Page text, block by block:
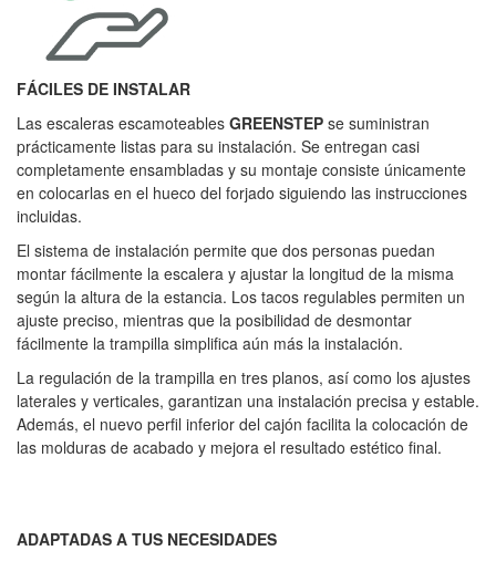
FÁCILES DE INSTALAR
Las escaleras escamoteables GREENSTEP se suministran
prácticamente listas para su instalación. Se entregan casi
completamente ensambladas y su montaje consiste únicamente
en colocarlas en el hueco del forjado siguiendo las instrucciones
incluidas.
El sistema de instalación permite que dos personas puedan
montar fácilmente la escalera y ajustar la longitud de la misma
según la altura de la estancia. Los tacos regulables permiten un
ajuste preciso, mientras que la posibilidad de desmontar
fácilmente la trampilla simplifica aún más la instalación.
La regulación de la trampilla en tres planos, así como los ajustes
laterales y verticales, garantizan una instalación precisa y estable.
Además, el nuevo perfil inferior del cajón facilita la colocación de
las molduras de acabado y mejora el resultado estético final.
ADAPTADAS A TUS NECESIDADES